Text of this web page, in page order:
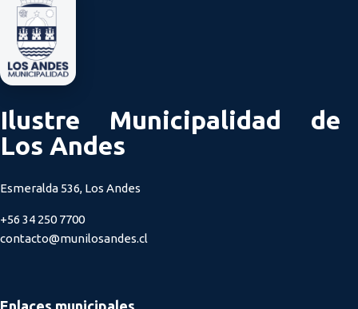
Ilustre Municipalidad de
Los Andes
Esmeralda 536, Los Andes
+56 34 250 7700
contacto@munilosandes.cl